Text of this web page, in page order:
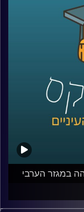
שקיימתי עם ד"ר
של החברה
במגזר
הגבוהה במגזר
במגזר הערבי
לנפש, אבל